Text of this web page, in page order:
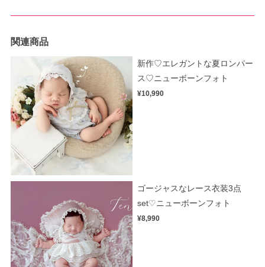
関連商品
新作♡エレガントな夏ロンパー
ス♡ニューボーンフォト
¥10,990
ゴージャスなレース衣装3点
set♡ニューボーンフォト
¥8,990